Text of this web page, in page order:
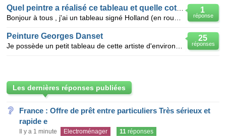
1
réponse
25
réponses
Peinture Georges Danset
Les dernières réponses publiées
France : Offre de prêt entre particuliers Très sérieux et
rapide e
Il y a 1 minute Electroménager 11 réponses